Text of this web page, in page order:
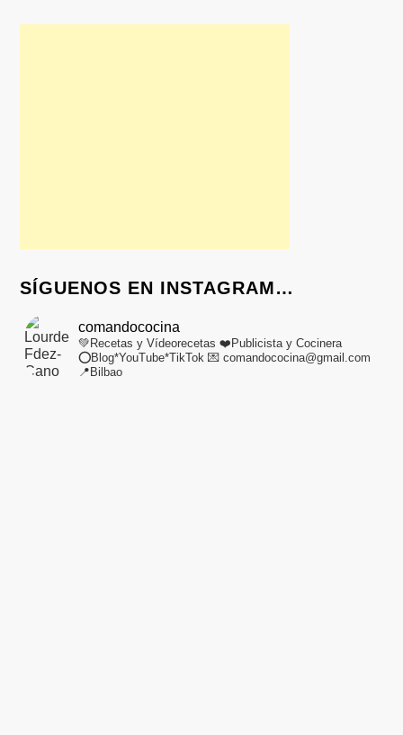
SÍGUENOS EN INSTAGRAM…
comandococina
💚Recetas y Vídeorecetas ❤️Publicista y Cocinera
⭕Blog*YouTube*TikTok 💌 comandococina@gmail.com
📍Bilbao